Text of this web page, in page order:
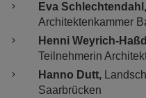
Eva Schlechtendahl,
Architektenkammer
Henni Weyrich-
Teilnehmerin
Hanno Dutt,
Saarbrücken